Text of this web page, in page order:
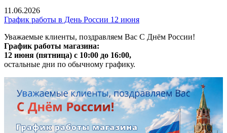
11.06.2026
График работы в День России 12 июня
Уважаемые клиенты, поздравляем Вас С Днём России!
График работы магазина:
12 июня (пятница) с 10:00 до 16:00,
остальные дни по обычному графику.